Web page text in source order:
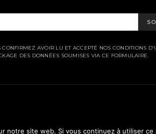
CONFIRMEZ AVOIR LU ET ACCEPTÉ NOS CONDITIONS
DES DONNÉES SOUMISES VIA CE FORMULAIRE.
notre site web. Si vous continuez à utiliser